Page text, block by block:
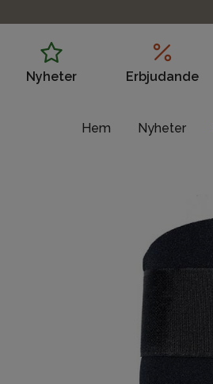
Nyheter Erbjudande
Hem Nyheter